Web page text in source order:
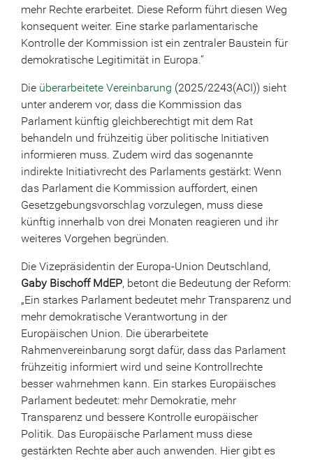
mehr Rechte erarbeitet. Diese Reform führt diesen Weg
konsequent weiter. Eine starke parlamentarische
Kontrolle der Kommission ist ein zentraler Baustein für
demokratische Legitimität in Europa.“
Die überarbeitete Vereinbarung (2025/2243(ACI)) sieht
unter anderem vor, dass die Kommission das
Parlament künftig gleichberechtigt mit dem Rat
behandeln und frühzeitig über politische Initiativen
informieren muss. Zudem wird das sogenannte
indirekte Initiativrecht des Parlaments gestärkt: Wenn
das Parlament die Kommission auffordert, einen
Gesetzgebungsvorschlag vorzulegen, muss diese
künftig innerhalb von drei Monaten reagieren und ihr
weiteres Vorgehen begründen.
Die Vizepräsidentin der Europa-Union Deutschland,
Gaby Bischoff MdEP, betont die Bedeutung der Reform:
„Ein starkes Parlament bedeutet mehr Transparenz und
mehr demokratische Verantwortung in der
Europäischen Union. Die überarbeitete
Rahmenvereinbarung sorgt dafür, dass das Parlament
frühzeitig informiert wird und seine Kontrollrechte
besser wahrnehmen kann. Ein starkes Europäisches
Parlament bedeutet: mehr Demokratie, mehr
Transparenz und bessere Kontrolle europäischer
Politik. Das Europäische Parlament muss diese
gestärkten Rechte aber auch anwenden. Hier gibt es